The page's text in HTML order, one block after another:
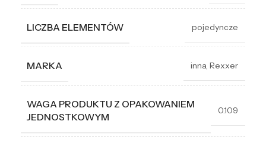
LICZBA ELEMENTÓW pojedyncze
MARKA inna, Rexxer
WAGA PRODUKTU Z OPAKOWANIEM
JEDNOSTKOWYM
0.109